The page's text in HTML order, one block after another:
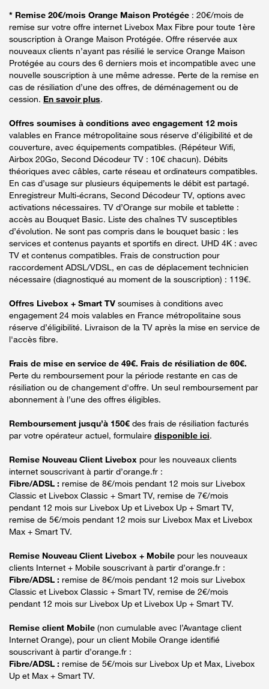
* Remise 20€/mois Orange Maison Protégée : 20€/mois de
remise sur votre offre internet Livebox Max Fibre pour toute 1ère
souscription à Orange Maison Protégée. Offre réservée aux
nouveaux clients n’ayant pas résilié le service Orange Maison
Protégée au cours des 6 derniers mois et incompatible avec une
nouvelle souscription à une même adresse. Perte de la remise en
cas de résiliation d’une des offres, de déménagement ou de
cession. En savoir plus.
Offres soumises à conditions avec engagement 12 mois
valables en France métropolitaine sous réserve d’éligibilité et de
couverture, avec équipements compatibles. (Répéteur Wifi,
Airbox 20Go, Second Décodeur TV : 10€ chacun). Débits
théoriques avec câbles, carte réseau et ordinateurs compatibles.
En cas d’usage sur plusieurs équipements le débit est partagé.
Enregistreur Multi-écrans, Second Décodeur TV, options avec
activations nécessaires. TV d’Orange sur mobile et tablette :
accès au Bouquet Basic. Liste des chaînes TV susceptibles
d’évolution. Ne sont pas compris dans le bouquet basic : les
services et contenus payants et sportifs en direct. UHD 4K : avec
TV et contenus compatibles. Frais de construction pour
raccordement ADSL/VDSL, en cas de déplacement technicien
nécessaire (diagnostiqué au moment de la souscription) : 119€.
Offres Livebox + Smart TV soumises à conditions avec
engagement 24 mois valables en France métropolitaine sous
réserve d’éligibilité. Livraison de la TV après la mise en service de
l'accès fibre.
Frais de mise en service de 49€. Frais de résiliation de 60€.
Perte du remboursement pour la période restante en cas de
résiliation ou de changement d'offre. Un seul remboursement par
abonnement à l’une des offres éligibles.
Remboursement jusqu’à 150€ des frais de résiliation facturés
par votre opérateur actuel, formulaire disponible ici.
Remise Nouveau Client Livebox pour les nouveaux clients
internet souscrivant à partir d’orange.fr :
Fibre/ADSL : remise de 8€/mois pendant 12 mois sur Livebox
Classic et Livebox Classic + Smart TV, remise de 7€/mois
pendant 12 mois sur Livebox Up et Livebox Up + Smart TV,
remise de 5€/mois pendant 12 mois sur Livebox Max et Livebox
Max + Smart TV.
Remise Nouveau Client Livebox + Mobile pour les nouveaux
clients Internet + Mobile souscrivant à partir d’orange.fr :
Fibre/ADSL : remise de 8€/mois pendant 12 mois sur Livebox
Classic et Livebox Classic + Smart TV, remise de 2€/mois
pendant 12 mois sur Livebox Up et Livebox Up + Smart TV.
Remise client Mobile (non cumulable avec l’Avantage client
Internet Orange), pour un client Mobile Orange identifié
souscrivant à partir d’orange.fr :
Fibre/ADSL : remise de 5€/mois sur Livebox Up et Max, Livebox
Up et Max + Smart TV.